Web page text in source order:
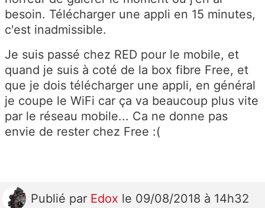
besoin. Télécharger une appli en 15 minutes,
c'est inadmissible.
Je suis passé chez RED pour le mobile, et
quand je suis à coté de la box fibre Free, et
que je dois télécharger une appli, en général
je coupe le WiFi car ça va beaucoup plus vite
par le réseau mobile... Ca ne donne pas
envie de rester chez Free :(
Publié par Edox le 09/08/2018 à 14h32